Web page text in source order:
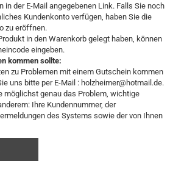
in der E-Mail angegebenen Link. Falls Sie noch
Kundenkonto verfügen, haben Sie die
zu eröffnen.
in den Warenkorb gelegt haben, können
eingeben.
kommen sollte:
zu Problemen mit einem Gutschein kommen
uns bitte per E-Mail : holzheimer@hotmail.de.
möglichst genau das Problem, wichtige
Ihre Kundennummer, der
des Systems sowie der von Ihnen